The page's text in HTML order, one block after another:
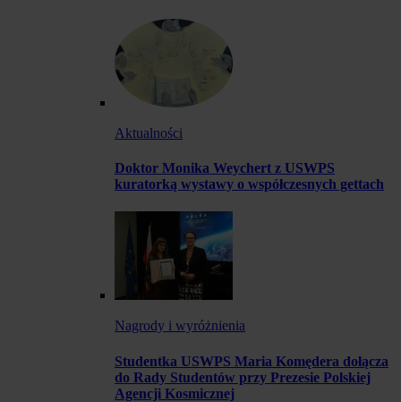
Aktualności
Doktor Monika Weychert z USWPS
kuratorką wystawy o współczesnych gettach
Nagrody i wyróżnienia
Studentka USWPS Maria Komędera dołącza
do Rady Studentów przy Prezesie Polskiej
Agencji Kosmicznej